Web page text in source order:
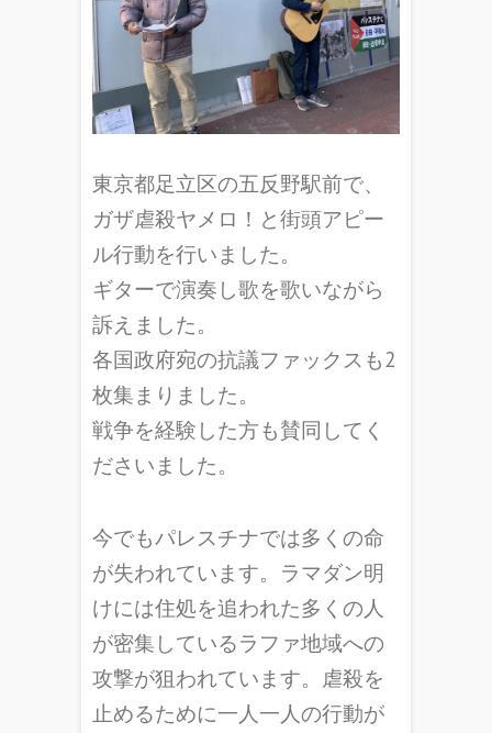
東京都足立区の五反野駅前で、
ガザ虐殺ヤメロ！と街頭アピー
ル行動を行いました。
ギターで演奏し歌を歌いながら
訴えました。
各国政府宛の抗議ファックスも2
枚集まりました。
戦争を経験した方も賛同してく
ださいました。
今でもパレスチナでは多くの命
が失われています。ラマダン明
けには住処を追われた多くの人
が密集しているラファ地域への
攻撃が狙われています。虐殺を
止めるために一人一人の行動が